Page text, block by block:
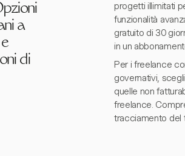
a
di
progetti illimitati
funzionalità
gratuito di 30
in un
Per i freelance
governativi,
quelle non
freelance.
tracciamento del